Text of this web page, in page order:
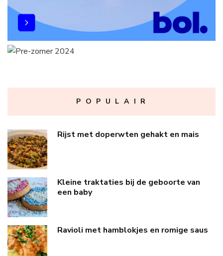
P O P U L A I R
Rijst met doperwten gehakt en mais
Kleine traktaties bij de geboorte van
een baby
Ravioli met hamblokjes en romige saus